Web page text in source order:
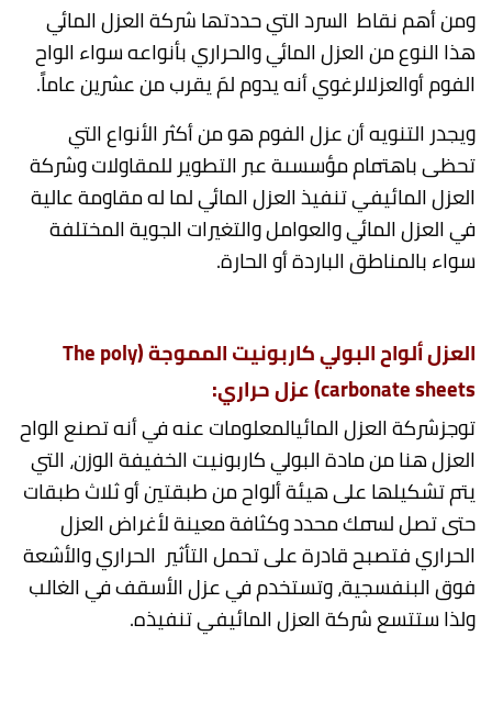
ومن أهم نقاط السرد التي حددتها شركة العزل المائي
هذا النوع من العزل المائي والحراري بأنواعه سواء الواح
الفوم أوالعزلالرغوي أنه يدوم لمَ يقرب من عشرين عاماً.
ويجدر التنويه أن عزل الفوم هو من أكثر الأنواع التي
تحظى باهتمام مؤسسىة عبر التطوير للمقاولات وشركة
العزل المائيفي تنفيذ العزل المائي لما له مقاومة عالية
في العزل المائي والعوامل والتغيرات الجوية المختلفة
سواء بالمناطق الباردة أو الحارة.
العزلألواح البولي كاربونيت المموجة (The poly
carbonate sheets) عزل حراري:
توجزشركة العزل المائيالمعلومات عنه في أنه تصنع الواح
العزل هنا من مادة البولي كاربونيت الخفيفة الوزن، التي
يتم تشكيلها على هيئة ألواح من طبقتين أو ثلاث طبقات
حتى تصل لسمك محدد وكثافة معينة لأغراض العزل
الحراري فتصبح قادرة على تحمل التأثير الحراري والأشعة
فوق البنفسجية، وتستخدم في عزل الأسقف في الغالب
ولذا ستتسع شركة العزل المائيفي تنفيذه.